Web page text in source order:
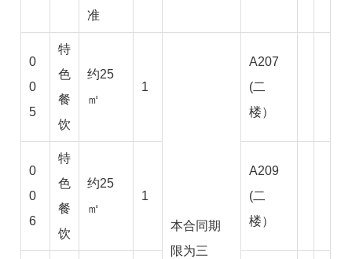
准
0
0
5
特
色
餐
饮
约25
㎡
1
本合同期
限为三
A207
(二
楼）
0
0
6
特
色
餐
饮
约25
㎡
1
A209
(二
楼）